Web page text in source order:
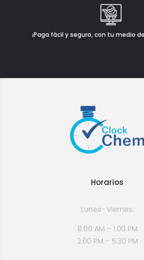
¡Paga fácil y seguro, con tu medio
Horarios
Lunes- Viernes:
8:00 AM – 1:00 PM
2:00 PM – 5:30 PM